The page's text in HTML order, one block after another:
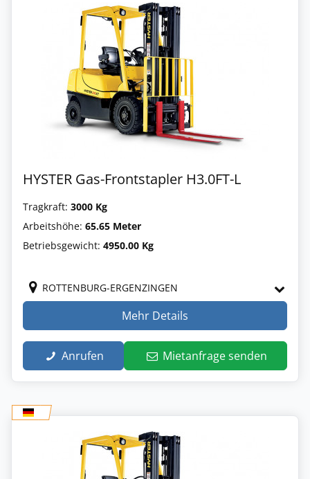
HYSTER Gas-Frontstapler H3.0FT-L
Tragkraft: 3000 Kg
Arbeitshöhe: 65.65 Meter
Betriebsgewicht: 4950.00 Kg
ROTTENBURG-ERGENZINGEN
Mehr Details
Anrufen Mietanfrage senden